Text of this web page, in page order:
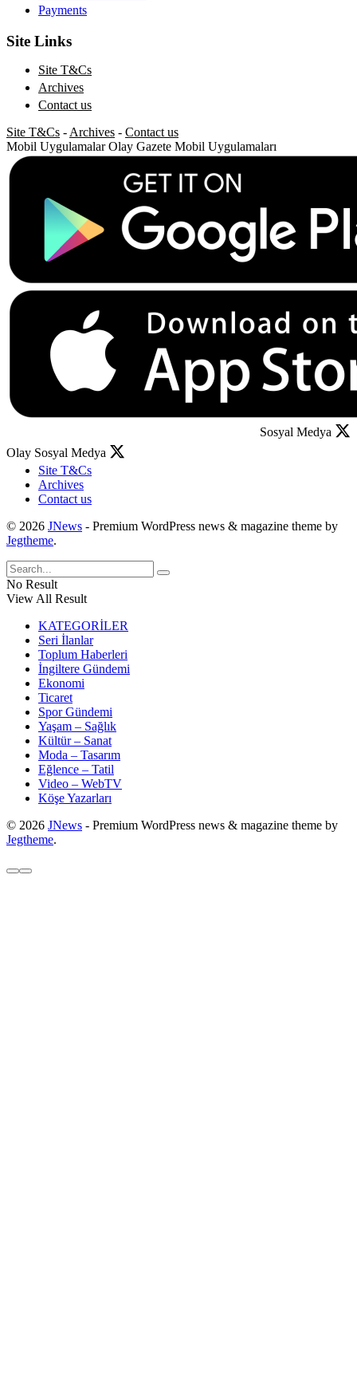
Payments
Site Links
Site T&Cs
Archives
Contact us
Site T&Cs - Archives - Contact us
Mobil Uygulamalar Olay Gazete Mobil Uygulamaları
Sosyal Medya
Olay Sosyal Medya
Site T&Cs
Archives
Contact us
© 2026 JNews - Premium WordPress news & magazine theme by
Jegtheme.
No Result
View All Result
KATEGORİLER
Seri İlanlar
Toplum Haberleri
İngiltere Gündemi
Ekonomi
Ticaret
Spor Gündemi
Yaşam – Sağlık
Kültür – Sanat
Moda – Tasarım
Eğlence – Tatil
Video – WebTV
Köşe Yazarları
© 2026 JNews - Premium WordPress news & magazine theme by
Jegtheme.